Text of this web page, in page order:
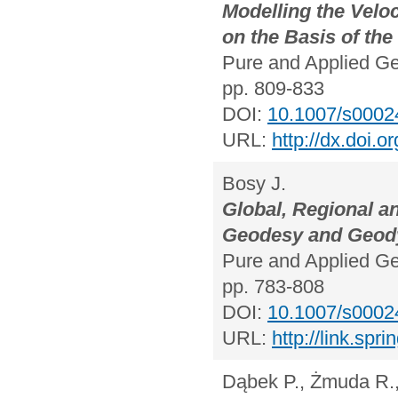
Modelling the
on the Basis of
Pure and Applied
pp. 809-833
DOI: 10.1007/
URL: http://
Bosy J.
Global, Regional
Geodesy and
Pure and Applied
pp. 783-808
DOI: 10.1007/
URL: http://
Dąbek P., Żmuda